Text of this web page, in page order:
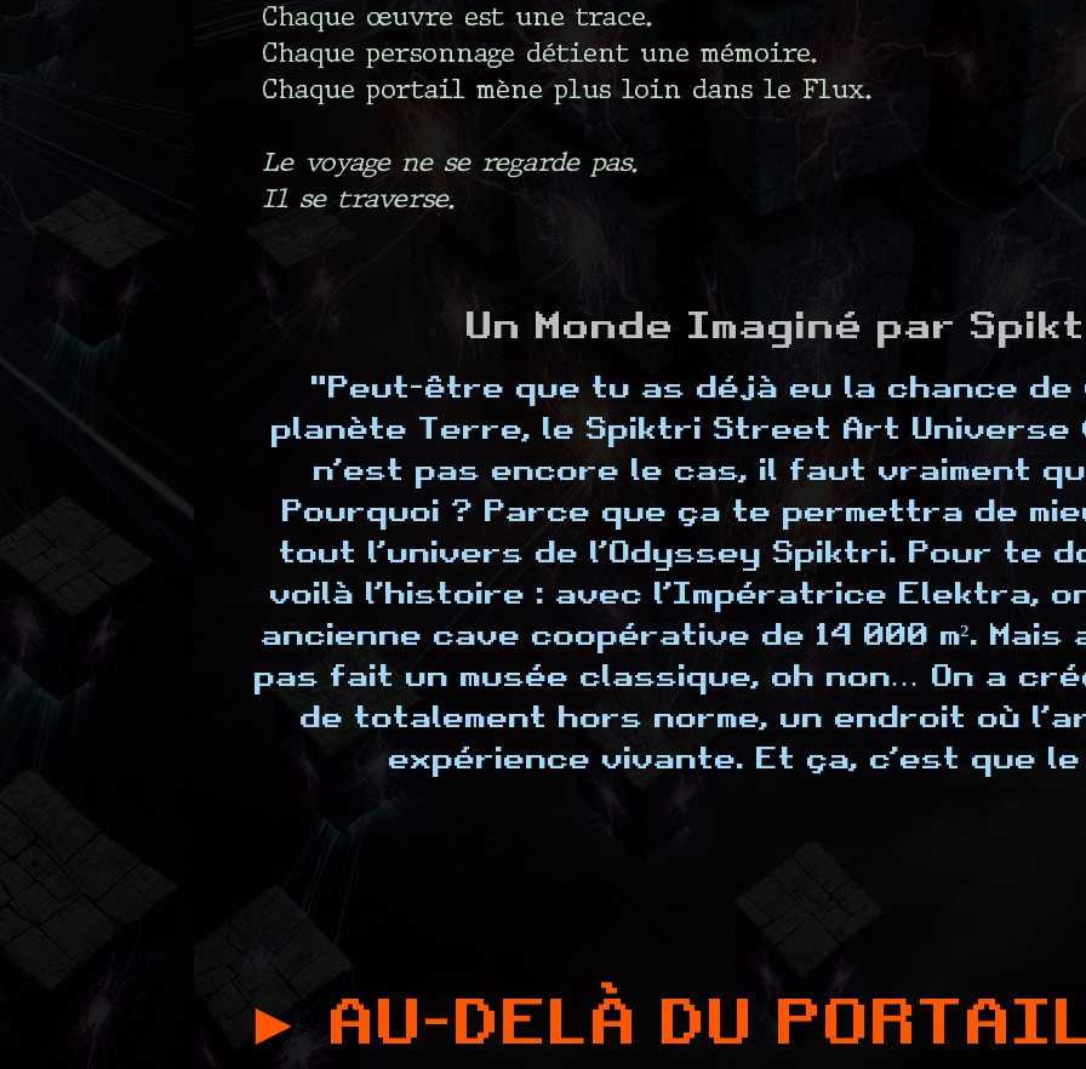
Chaque œuvre est une trace.
Chaque personnage détient une mémoire.
Chaque portail mène plus loin dans le Flux.
Le voyage ne se regarde pas.
Il se traverse.
Un Monde Imaginé par
"Peut-être que tu as déjà eu la chance
planète Terre, le Spiktri Street Art Universe
n’est pas encore le cas, il faut vraiment
Pourquoi ? Parce que ça te permettra de
tout l’univers de l’Odyssey Spiktri. Pour te
voilà l’histoire : avec l’Impératrice Elektra,
ancienne cave coopérative de 14 000 m². Mais
pas fait un musée classique, oh non… On a
de totalement hors norme, un endroit où
expérience vivante. Et ça, c’est que
► AU-DELÀ DU